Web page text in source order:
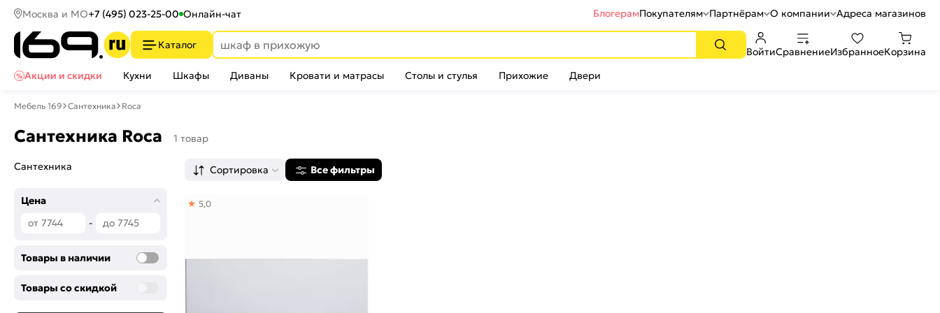
Москва и МО+7 (495) 023-25-00 Онлайн-чат БлогерамПокупателям Партнёрам О компании Адреса магазинов
Каталог
ВойтиСравнениеИзбранноеКорзина
Акции и скидки
Кухни Шкафы Диваны Кровати и матрасы Столы и стулья Прихожие Двери
Мебель 169 Сантехника Roca
Сантехника Roca 1 товар
Сантехника
Цена
-
Товары в наличии
Товары со скидкой
Сортировка Все фильтры
5,0